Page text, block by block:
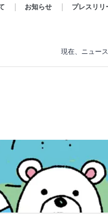
お知らせ プレスリリ
現在、ニュー